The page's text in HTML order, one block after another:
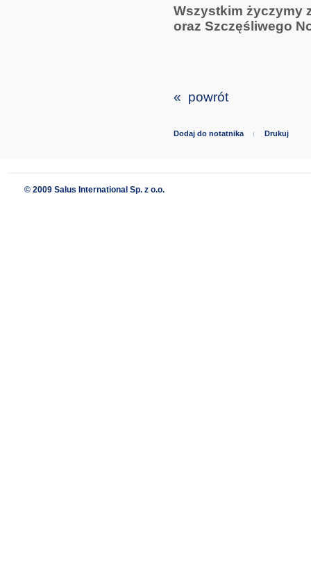
Wszystkim życzymy
oraz Szczęśliwego
« powrót
Dodaj do notatnika Drukuj
© 2009 Salus International Sp. z o.o.